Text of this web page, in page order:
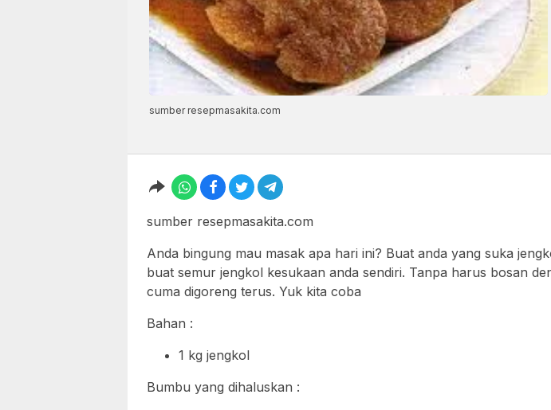
sumber resepmasakita.com
sumber resepmasakita.com
Anda bingung mau masak apa hari ini? Buat anda yang suka
buat semur jengkol kesukaan anda sendiri. Tanpa harus bosan
cuma digoreng terus. Yuk kita coba
Bahan :
1 kg jengkol
Bumbu yang dihaluskan :